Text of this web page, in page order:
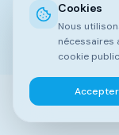
Cookies
Nous
nécessaires
cookie
Accepter